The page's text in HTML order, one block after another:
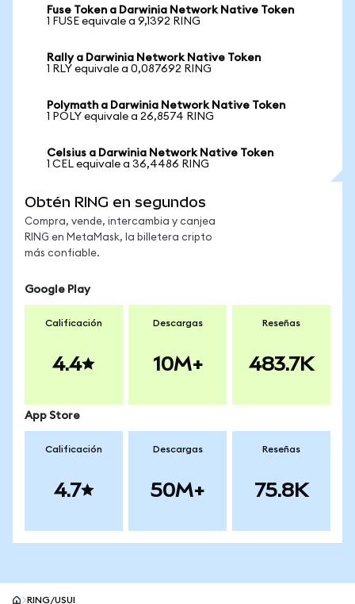
Fuse Token a Darwinia Network Native Token
1 FUSE equivale a 9,1392 RING
Rally a Darwinia Network Native Token
1 RLY equivale a 0,087692 RING
Polymath a Darwinia Network Native Token
1 POLY equivale a 26,8574 RING
Celsius a Darwinia Network Native Token
1 CEL equivale a 36,4486 RING
Obtén RING en segundos
Compra, vende, intercambia y canjea
RING en MetaMask, la billetera cripto
más confiable.
Google Play
Calificación
4.4
Descargas
10M+
Reseñas
483.7K
App Store
Calificación
4.7
Descargas
50M+
Reseñas
75.8K
RING/USUI